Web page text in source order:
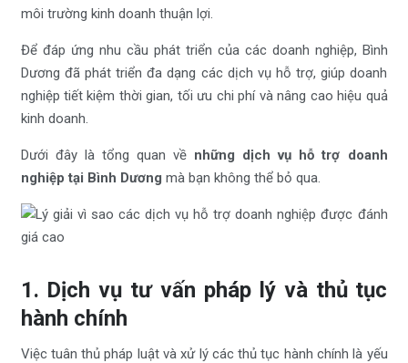
môi trường kinh doanh thuận lợi.
Để đáp ứng nhu cầu phát triển của các doanh nghiệp, Bình
Dương đã phát triển đa dạng các dịch vụ hỗ trợ, giúp doanh
nghiệp tiết kiệm thời gian, tối ưu chi phí và nâng cao hiệu quả
kinh doanh.
Dưới đây là tổng quan về những dịch vụ hỗ trợ doanh
nghiệp tại Bình Dương mà bạn không thể bỏ qua.
1. Dịch vụ tư vấn pháp lý và thủ tục
hành chính
Việc tuân thủ pháp luật và xử lý các thủ tục hành chính là yếu